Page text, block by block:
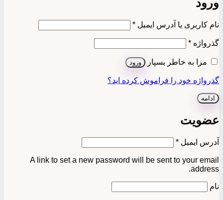
ورود
نام کاربری یا آدرس ایمیل *الزامی
گذرواژه *الزامی
مرا به خاطر بسپار ورود
گذرواژه خود را فراموش کرده اید؟
ادامه
عضویت
آدرس ایمیل *الزامی
A link to set a new password will be sent to your email
address.
نام